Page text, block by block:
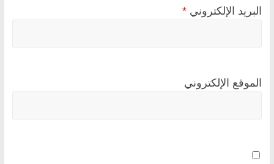
البريد الإلكتروني *
الموقع الإلكتروني